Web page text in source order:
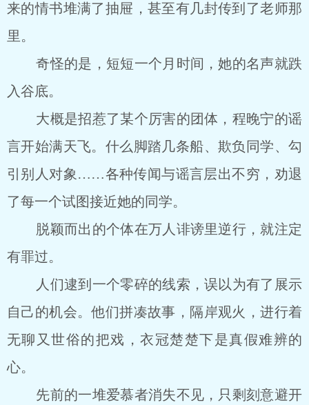
来的情书堆满了抽屉，甚至有几封传到了老师那
里。
奇怪的是，短短一个月时间，她的名声就跌
入谷底。
大概是招惹了某个厉害的团体，程晚宁的谣
言开始满天飞。什么脚踏几条船、欺负同学、勾
引别人对象……各种传闻与谣言层出不穷，劝退
了每一个试图接近她的同学。
脱颖而出的个体在万人诽谤里逆行，就注定
有罪过。
人们逮到一个零碎的线索，误以为有了展示
自己的机会。他们拼凑故事，隔岸观火，进行着
无聊又世俗的把戏，衣冠楚楚下是真假难辨的
心。
先前的一堆爱慕者消失不见，只剩刻意避开